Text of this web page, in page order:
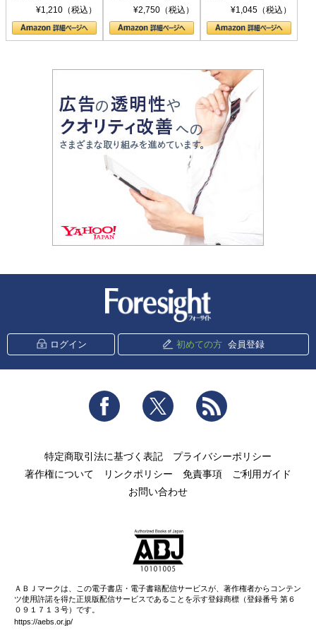
シリーズ)¥1,210（税込）
〈ヤヌス〉の二つ
の顔
¥2,750（税込）
ル新書)¥1,045（税込）
ログイン 初めての方 会員登録
Facebook Twitter
特定商取引法に基づく表記
プライバシーポリシー
著作権について
リンクポリシー 免責事項
ご利用ガイド
お問い合わせ
ＡＢＪマークは、この電子書店・電子書籍配信サービスが、著作権者からコンテン
ツ使用許諾を得た正規版配信サービスであることを示す登録商標（登録番号 第６
０９１７１３号）です。
https://aebs.or.jp/